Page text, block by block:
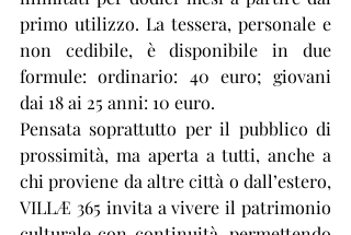
primo utilizzo. La tessera, personale e
non cedibile, è disponibile in due
formule: ordinario: 40 euro; giovani
dai 18 ai 25 anni: 10 euro.
Pensata soprattutto per il pubblico di
prossimità, ma aperta a tutti, anche a
chi proviene da altre città o dall’estero,
VILLÆ 365 invita a vivere il patrimonio